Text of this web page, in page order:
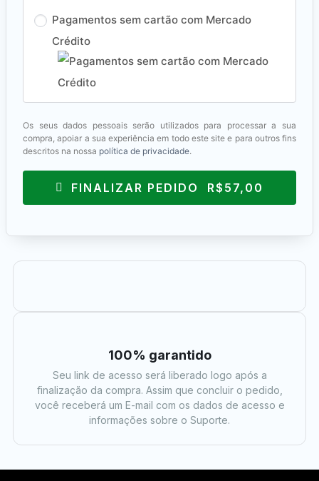
Pagamentos sem cartão com Mercado
Crédito
Os seus dados pessoais serão utilizados para processar a sua
compra, apoiar a sua experiência em todo este site e para outros fins
descritos na nossa política de privacidade.
finalização da compra. Assim que concluir o pedido,
você receberá um E-mail com os dados de acesso e
informações sobre o Suporte.